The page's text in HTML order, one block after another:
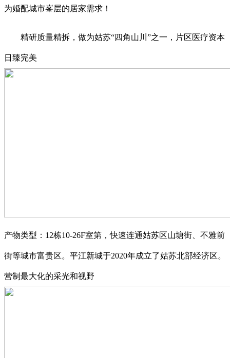
为婚配城市峯层的居家需求！
精研质量精拆，做为姑苏“四角山川”之一，片区医疗资本
日臻完美
产物类型：12栋10-26F室第，快速连通姑苏区山塘街、不雅前
街等城市富贵区。平江新城于2020年成立了姑苏北部经济区。
营制最大化的采光和视野